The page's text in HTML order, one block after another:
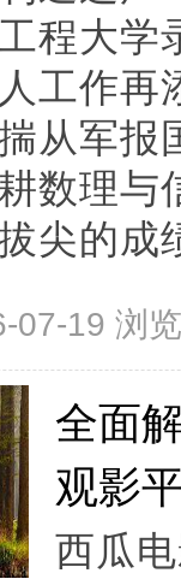
程大学
工作再
从军报
数理与
尖的成
07-19 浏览
全面
观影
西瓜